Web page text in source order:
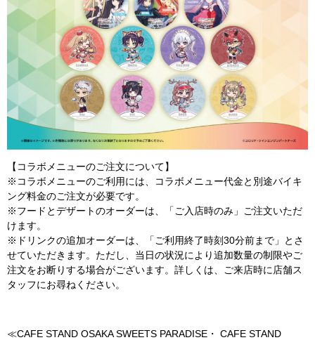
【コラボメニューのご注文について】
※コラボメニューのご利用には、コラボメニュー代金と別途バイキ
ング料金のご注文が必要です。
※フードとデザートのオーダーは、「ご入店時のみ」ご注文いただ
けます。
※ドリンクの追加オーダーは、「ご利用終了時刻30分前まで」とさ
せていただきます。ただし、当日の状況により追加数量の制限やご
注文をお断りする場合がございます。詳しくは、ご来店時に店舗ス
タッフにお尋ねください。
≪CAFE STAND OSAKA SWEETS PARADISE ・ CAFE STAND